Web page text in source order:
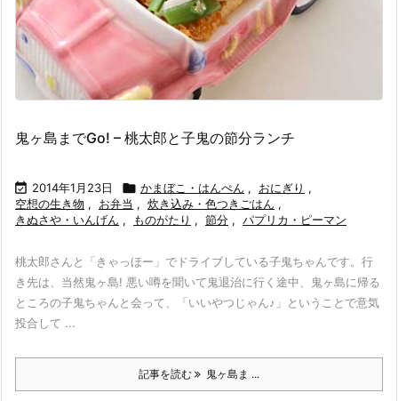
鬼ヶ島までGo! – 桃太郎と子鬼の節分ランチ
 2014年1月23日  かまぼこ・はんぺん , おにぎり ,
空想の生き物 , お弁当 , 炊き込み・色つきごはん ,
きぬさや・いんげん , ものがたり , 節分 , パプリカ・ピーマン
桃太郎さんと「きゃっほー」でドライブしている子鬼ちゃんです。行
き先は、当然鬼ヶ島! 悪い噂を聞いて鬼退治に行く途中、鬼ヶ島に帰る
ところの子鬼ちゃんと会って、「いいやつじゃん♪」ということで意気
投合して ...
記事を読む 鬼ヶ島ま ...